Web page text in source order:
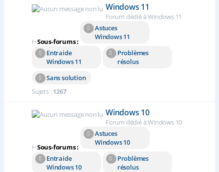
Windows 11
Forum dédié à Windows 11
⊢Sous-forums :
Astuces
Windows 11
Entraide
Windows 11
Problèmes
résolus
Sans solution
Sujets :1267
Windows 10
Forum dédié à Windows 10
⊢Sous-forums :
Astuces
Windows 10
Entraide
Windows 10
Problèmes
résolus